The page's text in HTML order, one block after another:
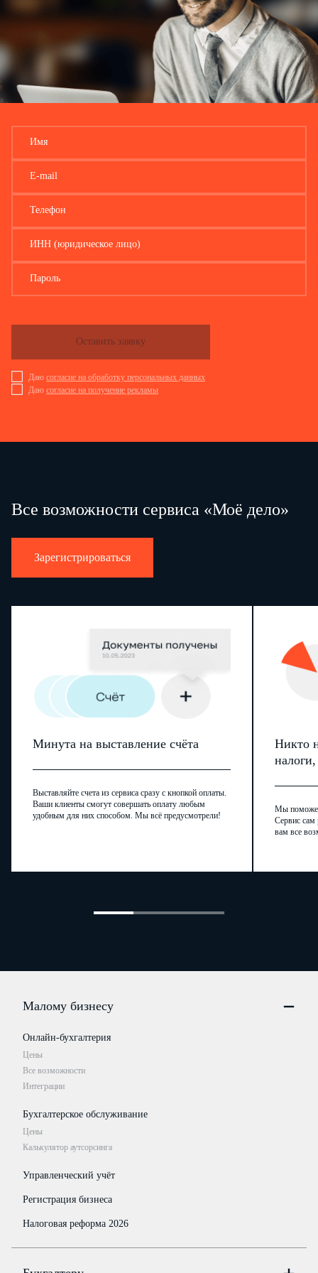
Имя
E-mail
Телефон
ИНН (юридическое лицо)
Пароль
Даю согласие на обработку персональных данных
Даю согласие на получение рекламы
Оставить заявку
Все возможности сервиса «Моё дело»
Зарегистрироваться
Минута на выставление счёта
Выставляйте счета из сервиса сразу с кнопкой оплаты.
Ваши клиенты смогут совершать оплату любым
удобным для них способом. Мы всё предусмотрели!
Никто
Мы
Сервис сам
вам все
Малому бизнесу
Онлайн-бухгалтерия
Цены
Все возможности
Интеграции
Бухгалтерское обслуживание
Цены
Калькулятор аутсорсинга
Управленческий учёт
Регистрация бизнеса
Налоговая реформа 2026